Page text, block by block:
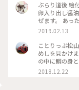
ぶらり道後 絵
卵入り出し醤
ぜます。 あっ
ご飯多いよ〜
けて、さらさ
ちそう #道後
2019.02.13
ことりっぷ松
めしを見かけ
の中に鯛の身
かいご飯をお
のせ、だし汁
2018.12.22